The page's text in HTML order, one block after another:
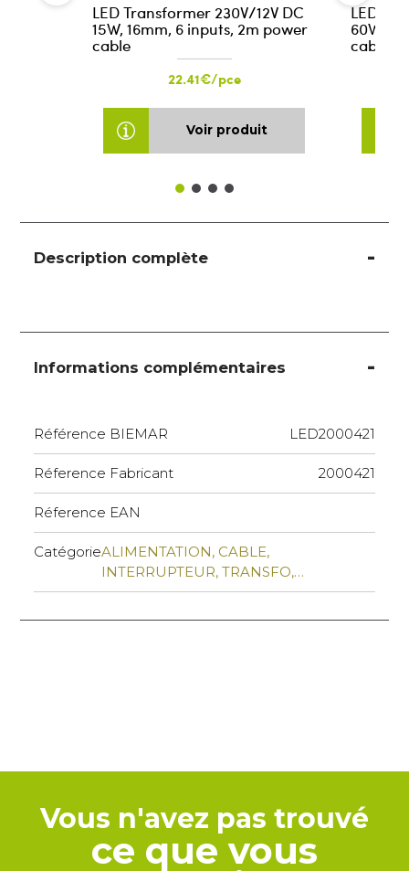
LED Transformer 230V/12V DC
15W, 16mm, 6 inputs, 2m power
cable
22.41€/pce
Voir produit
LED
60W,
cable
Description complète
Informations complémentaires
Référence BIEMAR LED2000421
Réference Fabricant 2000421
Réference EAN
CatégorieALIMENTATION, CABLE,
INTERRUPTEUR, TRANSFO,…
Vous n'avez pas trouvé
ce que vous